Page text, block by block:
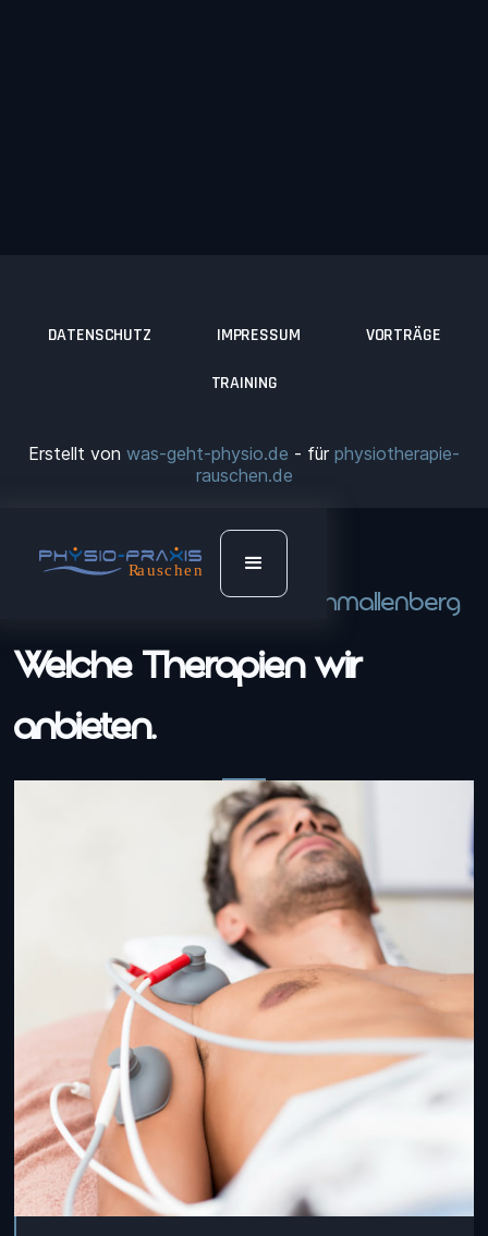
Erstellt von was-geht-physio.de - für physiotherapie-
rauschen.de
DATENSCHUTZ IMPRESSUM VORTRÄGE
TRAINING
Deine Physiotherapie in Schmallenberg
Welche Therapien wir
anbieten.